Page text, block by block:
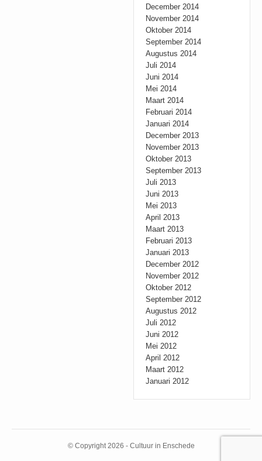
December 2014
November 2014
Oktober 2014
September 2014
Augustus 2014
Juli 2014
Juni 2014
Mei 2014
Maart 2014
Februari 2014
Januari 2014
December 2013
November 2013
Oktober 2013
September 2013
Juli 2013
Juni 2013
Mei 2013
April 2013
Maart 2013
Februari 2013
Januari 2013
December 2012
November 2012
Oktober 2012
September 2012
Augustus 2012
Juli 2012
Juni 2012
Mei 2012
April 2012
Maart 2012
Januari 2012
© Copyright 2026 - Cultuur in Enschede